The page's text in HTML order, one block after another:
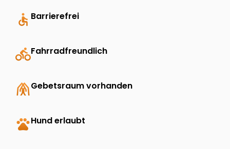
accessible Barrierefrei
directions_bikeFahrradfreundlich
folded_handsGebetsraum vorhanden
petsHund erlaubt